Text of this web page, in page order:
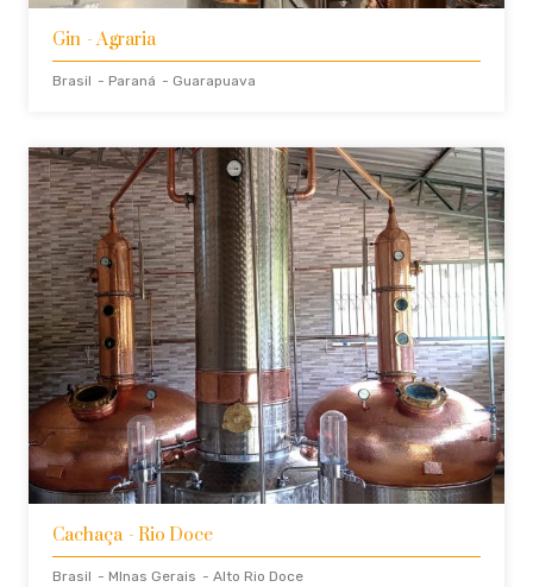
Gin - Agraria
Brasil - Paraná - Guarapuava
Cachaça - Rio Doce
Brasil - MInas Gerais - Alto Rio Doce